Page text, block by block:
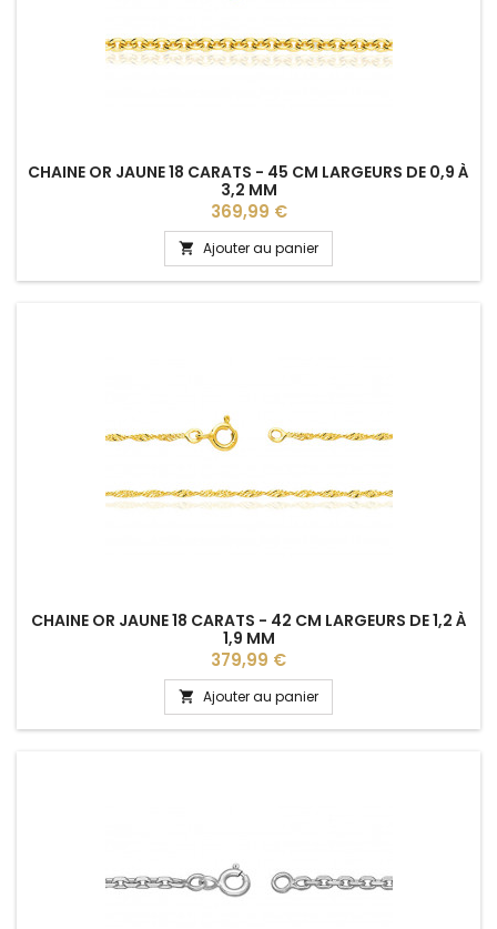
CHAINE OR JAUNE 18 CARATS - 45 CM LARGEURS DE 0,9 À
3,2 MM
Prix
369,99 €
 Ajouter au panier
CHAINE OR JAUNE 18 CARATS - 42 CM LARGEURS DE 1,2 À
1,9 MM
Prix
379,99 €
 Ajouter au panier